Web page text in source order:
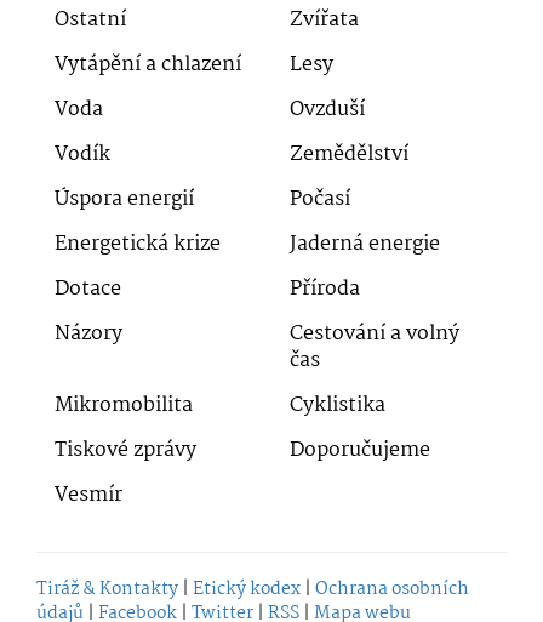
Ostatní
Zvířata
Vytápění a chlazení
Lesy
Voda
Ovzduší
Vodík
Zemědělství
Úspora energií
Počasí
Energetická krize
Jaderná energie
Dotace
Příroda
Názory
Cestování a volný
čas
Mikromobilita
Cyklistika
Tiskové zprávy
Doporučujeme
Vesmír
Tiráž & Kontakty | Etický kodex | Ochrana osobních
údajů | Facebook | Twitter | RSS | Mapa webu